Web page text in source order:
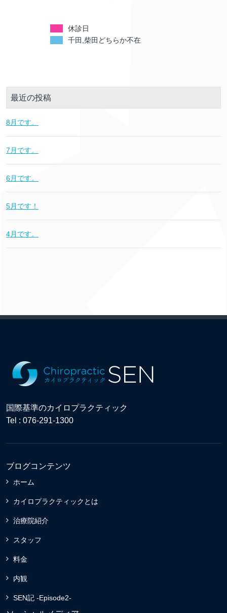
休診日
千田,柴田どちらか不在
最近の投稿
8月です。
7月です。
6月です。
5月です！
4月です。
国際基準のカイロプラクティック
Tel : 076-291-1300
ブログコンテンツ
ホーム
カイロプラクティックとは
治療院紹介
スタッフ
料金
内観
SEN記 -Episode2-